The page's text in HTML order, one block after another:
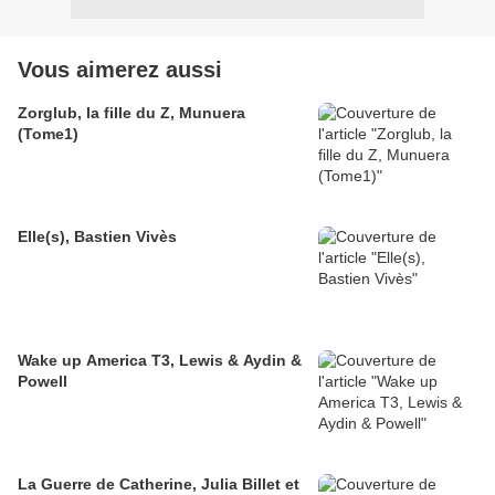
Vous aimerez aussi
Zorglub, la fille du Z, Munuera
(Tome1)
Elle(s), Bastien Vivès
Wake up America T3, Lewis & Aydin &
Powell
La Guerre de Catherine, Julia Billet et